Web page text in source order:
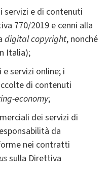
e di contenuti
770/2019 e cenni alla
digital copyright, nonché
Italia);
servizi online; i
di contenuti
economy;
dei servizi di
da
nei contratti
sulla Direttiva